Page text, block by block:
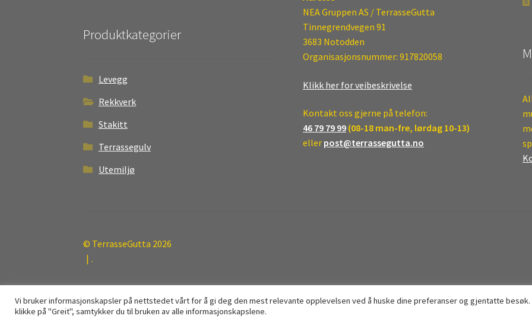
Produktkategorier
Levegg
Rekkverk
Stakitt
Terrassegulv
Utemiljø
NEA Gruppen AS / TerrasseGutta
Tinnegrendvegen 91
3683 Notodden
Organisasjonsnummer: 917820058
Klikk her for veibeskrivelse
Kontakt oss gjerne på telefon:
46 79 79 99 (08-18 man-fre, lørdag 10-13)
eller post@terrassegutta.no
© TerrasseGutta 2026
.
Vi bruker informasjonskapsler på nettstedet vårt for å gi deg den mest relevante opplevelsen ved å huske dine preferanser og gjentatte besøk.
klikke på "Greit", samtykker du til bruken av alle informasjonskapslene.